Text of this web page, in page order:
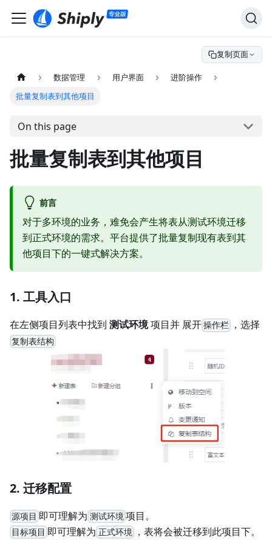
复制页面
数据管理 用户界面
进阶操作
批量复制表到其他项目
On this page
批量复制表到其他项目
前言
对于多环境的业务，难免会产生将表从测试环境迁移
到正式环境的需求。平台提供了批量复制现有表到其
他项目下的一键式解决方案。
1. 工具入口
在左侧项目列表中找到 测试环境项目并 展开操作栏 ，选择
复制表结构
2. 迁移配置
源项目 即可理解为 测试环境 项目。
目标项目 即可理解为 正式环境 ，表将会被迁移到此项目下。